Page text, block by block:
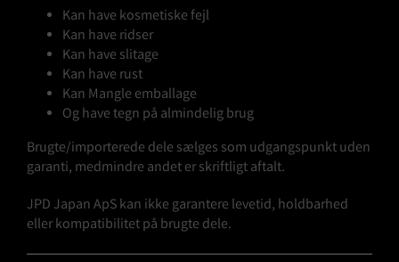
Kan have kosmetiske fejl
Kan have ridser
Kan have slitage
Kan have rust
Kan Mangle emballage
Og have tegn på almindelig brug
Brugte/importerede dele sælges som udgangspunkt uden
garanti, medmindre andet er skriftligt aftalt.
JPD Japan ApS kan ikke garantere levetid, holdbarhed
eller kompatibilitet på brugte dele.